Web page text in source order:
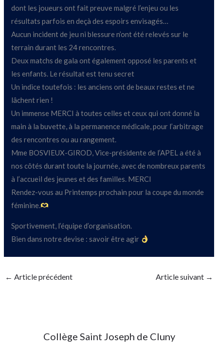
dont les joueurs ont fait preuve malgré l’enjeu ou les
résultats parfois en deçà des espoirs envisagés…
Aucun incident de jeu ni blessure n’ont été relevés sur le
terrain durant les 24 rencontres.
Deux matchs de gala ont également opposé les parents et
les enfants. Le résultat est tenu secret
Un indice toutefois : les anciens ont de beaux restes et ne
lâchent rien !
Un immense MERCI à toutes celles et ceux qui ont donné la
main à la buvette, à la permanence médicale, pour l’arbitrage
des rencontres ou au rangement.
Mme BOSVIEUX-GIROD, Vice-présidente de l’APEL a été à
nos côtés durant toute la journée, avec de nombreux parents
à l’accueil des jeunes et des familles. MERCI
Rendez-vous au Printemps prochain pour la coupe du monde
féminine.
Sportivement, l’équipe d’organisation.
Bien dans notre devise : savoir être agir
← Article précédent Article suivant →
Collège Saint Joseph de Cluny